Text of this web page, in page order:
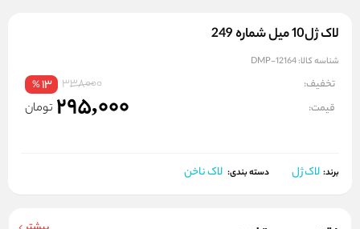
لاک ژل10 میل شماره 249
شناسه کالا:DMP-12164
تخفیف: 338000
13
%
قیمت: 295,000 تومان
برند: لاک ژل دسته بندی: لاک ناخن